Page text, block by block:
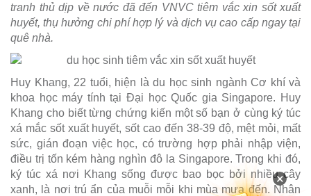
tranh thủ dịp về nước đã đến VNVC tiêm vắc xin sốt xuất
huyết, thụ hưởng chi phí hợp lý và dịch vụ cao cấp ngay tại
quê nhà.
Huy Khang, 22 tuổi, hiện là du học sinh ngành Cơ khí và
khoa học máy tính tại Đại học Quốc gia Singapore. Huy
Khang cho biết từng chứng kiến một số bạn ở cùng ký túc
xá mắc sốt xuất huyết, sốt cao đến 38-39 độ, mệt mỏi, mất
sức, gián đoạn việc học, có trường hợp phải nhập viện,
điều trị tốn kém hàng nghìn đô la Singapore. Trong khi đó,
ký túc xá nơi Khang sống được bao bọc bởi nhiều cây
xanh, là nơi trú ẩn của muỗi mỗi khi mùa mưa đến. Nhân
×